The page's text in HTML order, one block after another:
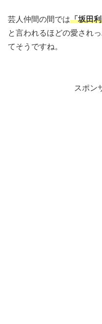
芸人仲間の間では「坂田
と言われるほどの愛され
てそうですね。
スポン